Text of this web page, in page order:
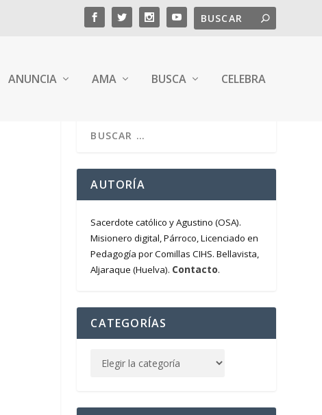
ANUNCIA AMA BUSCA CELEBRA
AUTORÍA
Sacerdote católico y Agustino (OSA).
Misionero digital, Párroco, Licenciado en
Pedagogía por Comillas CIHS. Bellavista,
Aljaraque (Huelva). Contacto.
CATEGORÍAS